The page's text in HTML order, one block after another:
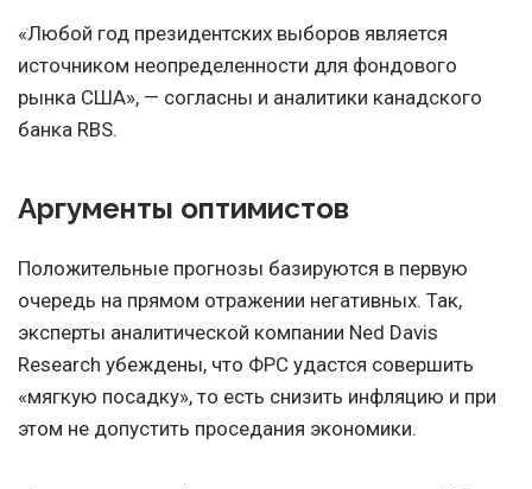
«Любой год президентских выборов является
источником неопределенности для фондового
рынка США», — согласны и аналитики канадского
банка RBS.
Аргументы оптимистов
Положительные прогнозы базируются в первую
очередь на прямом отражении негативных. Так,
эксперты аналитической компании Ned Davis
Research убеждены, что ФРС удастся совершить
«мягкую посадку», то есть снизить инфляцию и при
этом не допустить проседания экономики.